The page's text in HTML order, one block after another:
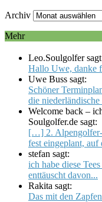
Archiv
Mehr
Leo.Soulgolfer
Hallo Uwe, danke
Uwe Buss sagt:
Schöner
die niederländische
Welcome back –
Soulgolfer.de sagt:
[…] 2.
fest eingeplant, auf
stefan sagt:
ich habe diese
enttäuscht davon...
Rakita sagt:
Das mit den